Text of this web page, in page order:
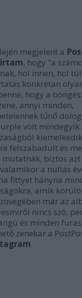
megjelent a
, hogy "a
hol innen, hol
konkrétan
hogy a
annyi minden,
tűnő
volt
felszabadult és
mutatnák, biztos
a nullás
fittyet hányna
amik
már az
nincs szó,
és minden
zenekar a